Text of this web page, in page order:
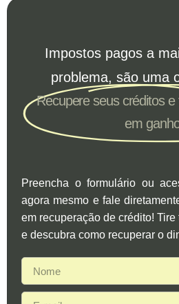
Impostos pagos a
problema, são uma
Recupere seus créditos
em
Preencha o formulário ou
agora mesmo e fale
em recuperação de crédito!
e descubra como recuperar o